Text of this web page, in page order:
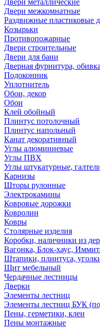
Двери металлические
Двери межкомнатные
Раздвижные пластиковые
Козырьки
Противопожарные
Двери строительные
Двери для бани
Дверная фурнитура,
Подоконник
Уплотнитель
Обои, декор
Обои
Клей обойный
Плинтус потолочный
Плинтус напольный
Канат декоративный
Углы алюминиевые
Углы ПВХ
Углы штукатурные,
Карнизы
Шторы рулонные
Электрокамины
Ковровые дорожки
Ковролин
Ковры
Столярные изделия
Коробки, наличники из
Вагонка, Блок-хаус,
Штапики, плинтуса,
Щит мебельный
Чердачные лестницы
Дверки
Элементы лестниц
Элементы лестниц БУК
Пены, герметики, клеи
Пены монтажные